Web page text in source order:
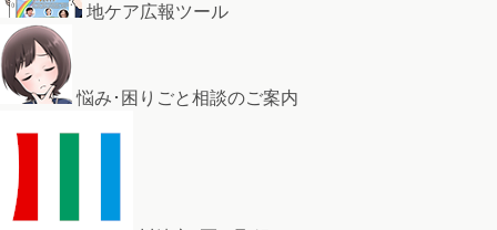
地ケア広報ツール
悩み･困りごと相談のご案内